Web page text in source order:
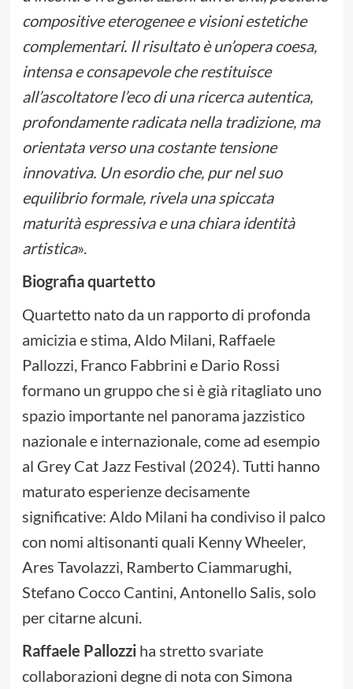
compositive eterogenee e visioni estetiche
complementari. Il risultato è un’opera coesa,
intensa e consapevole che restituisce
all’ascoltatore l’eco di una ricerca autentica,
profondamente radicata nella tradizione, ma
orientata verso una costante tensione
innovativa. Un esordio che, pur nel suo
equilibrio formale, rivela una spiccata
maturità espressiva e una chiara identità
artistica».
Biografia quartetto
Quartetto nato da un rapporto di profonda
amicizia e stima, Aldo Milani, Raffaele
Pallozzi, Franco Fabbrini e Dario Rossi
formano un gruppo che si è già ritagliato uno
spazio importante nel panorama jazzistico
nazionale e internazionale, come ad esempio
al Grey Cat Jazz Festival (2024). Tutti hanno
maturato esperienze decisamente
significative: Aldo Milani ha condiviso il palco
con nomi altisonanti quali Kenny Wheeler,
Ares Tavolazzi, Ramberto Ciammarughi,
Stefano Cocco Cantini, Antonello Salis, solo
per citarne alcuni.
Raffaele Pallozzi ha stretto svariate
collaborazioni degne di nota con Simona